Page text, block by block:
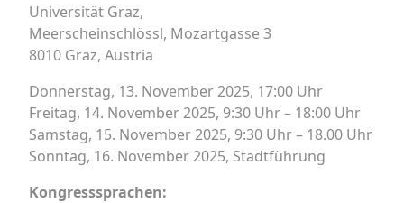
Universität Graz,
Meerscheinschlössl, Mozartgasse 3
8010 Graz, Austria
Donnerstag, 13. November 2025, 17:00 Uhr
Freitag, 14. November 2025, 9:30 Uhr – 18:00 Uhr
Samstag, 15. November 2025, 9:30 Uhr – 18.00 Uhr
Sonntag, 16. November 2025, Stadtführung
Kongresssprachen: